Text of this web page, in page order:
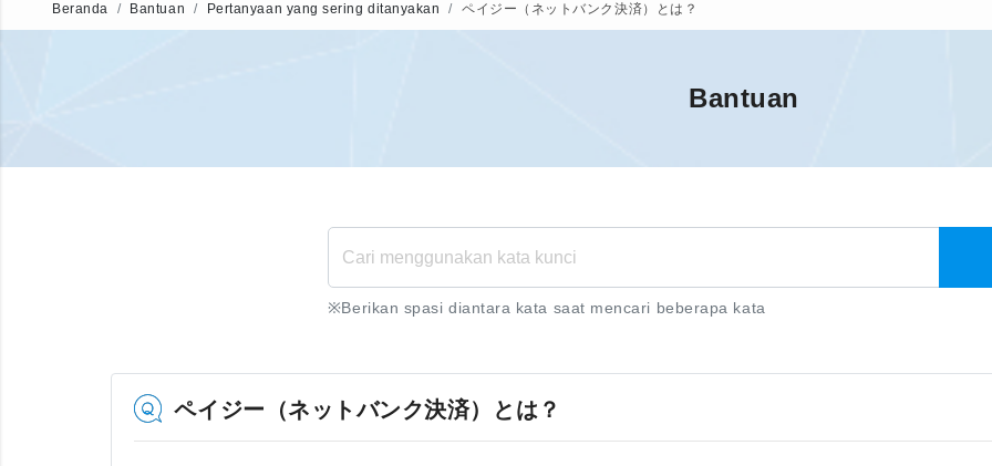
Beranda Bantuan Pertanyaan yang sering ditanyakan ペイジー（ネットバンク決済）とは？
Bantuan
※Berikan spasi diantara kata saat mencari beberapa kata
ペイジー（ネットバンク決済）とは？